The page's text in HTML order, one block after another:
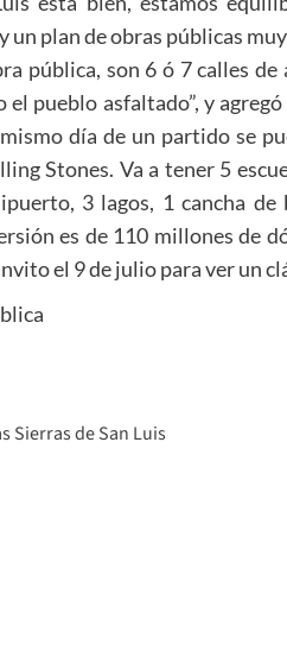
plan de obras públicas
pública, son 6 ó 7 calles
pueblo asfaltado”, y
día de un partido se
Stones. Va a tener 5
3 lagos, 1 cancha
es de 110 millones de
el 9 de julio para ver un
Sierras de San Luis